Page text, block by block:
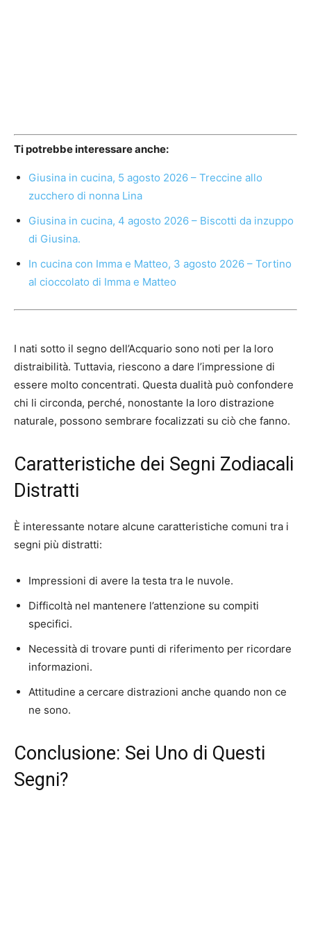
Ti potrebbe interessare anche:
Giusina in cucina, 5 agosto 2026 – Treccine allo
zucchero di nonna Lina
Giusina in cucina, 4 agosto 2026 – Biscotti da inzuppo
di Giusina.
In cucina con Imma e Matteo, 3 agosto 2026 – Tortino
al cioccolato di Imma e Matteo
I nati sotto il segno dell’Acquario sono noti per la loro
distraibilità. Tuttavia, riescono a dare l’impressione di
essere molto concentrati. Questa dualità può confondere
chi li circonda, perché, nonostante la loro distrazione
naturale, possono sembrare focalizzati su ciò che fanno.
Caratteristiche dei Segni Zodiacali
Distratti
È interessante notare alcune caratteristiche comuni tra i
segni più distratti:
Impressioni di avere la testa tra le nuvole.
Difficoltà nel mantenere l’attenzione su compiti
specifici.
Necessità di trovare punti di riferimento per ricordare
informazioni.
Attitudine a cercare distrazioni anche quando non ce
ne sono.
Conclusione: Sei Uno di Questi
Segni?